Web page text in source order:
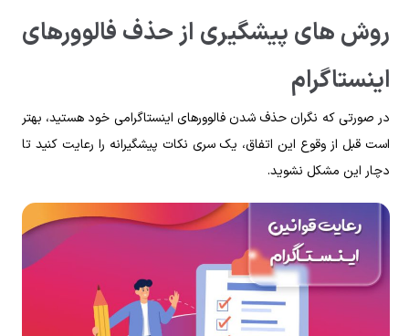
روش های پیشگیری از حذف فالوورهای
اینستاگرام
در صورتی که نگران حذف شدن فالوورهای اینستاگرامی خود هستید، بهتر
است قبل از وقوع این اتفاق، یک سری نکات پیشگیرانه را رعایت کنید تا
دچار این مشکل نشوید.